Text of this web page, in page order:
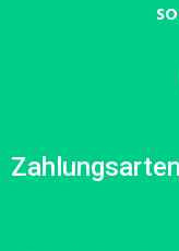
Zahlungsarten